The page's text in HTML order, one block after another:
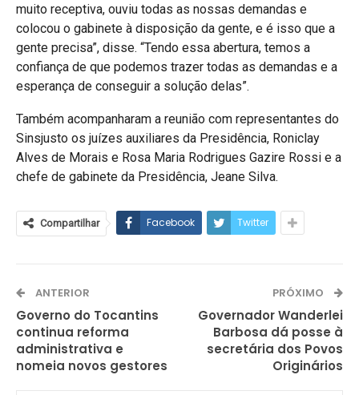
muito receptiva, ouviu todas as nossas demandas e
colocou o gabinete à disposição da gente, e é isso que a
gente precisa”, disse. “Tendo essa abertura, temos a
confiança de que podemos trazer todas as demandas e a
esperança de conseguir a solução delas”.
Também acompanharam a reunião com representantes do
Sinsjusto os juízes auxiliares da Presidência, Roniclay
Alves de Morais e Rosa Maria Rodrigues Gazire Rossi e a
chefe de gabinete da Presidência, Jeane Silva.
Compartilhar Facebook Twitter
ANTERIOR
Governo do Tocantins
continua reforma
administrativa e
nomeia novos gestores
PRÓXIMO
Governador Wanderlei
Barbosa dá posse à
secretária dos Povos
Originários